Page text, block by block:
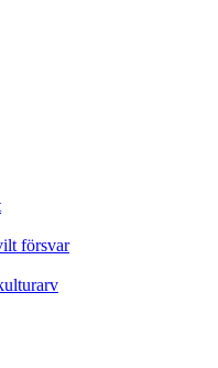
försvar